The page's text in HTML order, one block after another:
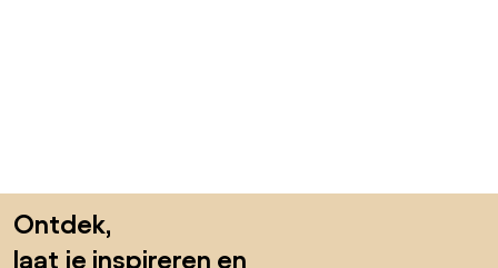
Ontdek,
laat je inspireren en